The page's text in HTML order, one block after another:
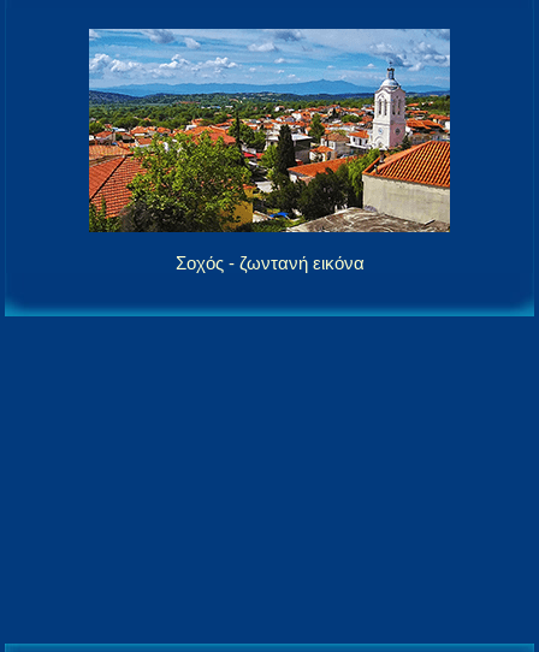
Σοχός - ζωντανή εικόνα